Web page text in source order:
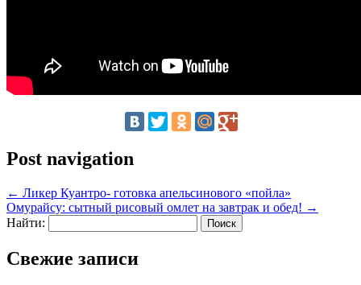
Post navigation
← Ликер Куантро- готовка апельсинового «пойла»
Омурайсу: сытный рисовый омлет на завтрак и обед! →
Найти:
Свежие записи